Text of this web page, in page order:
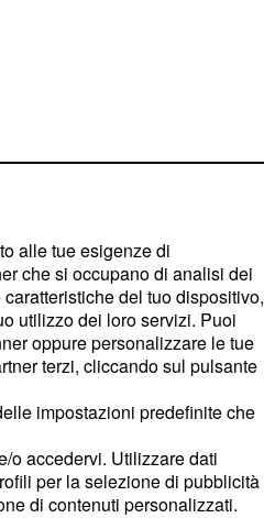
alle tue esigenze di
che si occupano di analisi dei
del tuo dispositivo,
utilizzo dei loro servizi. Puoi
oppure personalizzare le tue
terzi, cliccando sul pulsante
impostazioni predefinite che
o accedervi. Utilizzare dati
per la selezione di pubblicità
di contenuti personalizzati.